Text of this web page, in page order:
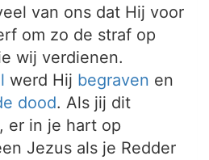
van ons dat Hij voor
om zo de straf op
wij verdienen.
werd Hij begraven en
dood. Als jij dit
er in je hart op
Jezus als je Redder